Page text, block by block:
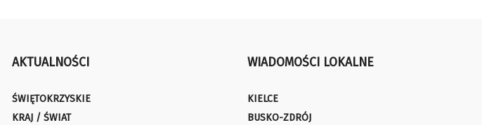
AKTUALNOŚCI
ŚWIĘTOKRZYSKIE
KRAJ / ŚWIAT
WIADOMOŚCI LOKALNE
KIELCE
BUSKO-ZDRÓJ